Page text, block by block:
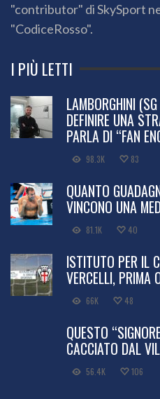
"contributor" di SkySport
"CodiceRosso".
I PIÙ LETTI
LAMBORGHINI
DEFINIRE UNA
PARLA DI “FAN
98.3K 83
QUANTO
VINCONO UNA
81.1K 40
ISTITUTO PER IL
VERCELLI, PRIMA
66K 48
QUESTO
CACCIATO DAL
56.4K 106